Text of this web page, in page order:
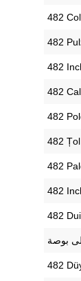
‎482
‎482
‎482
‎482
‎482
‎482
‎482
‎482
‎482
‎482